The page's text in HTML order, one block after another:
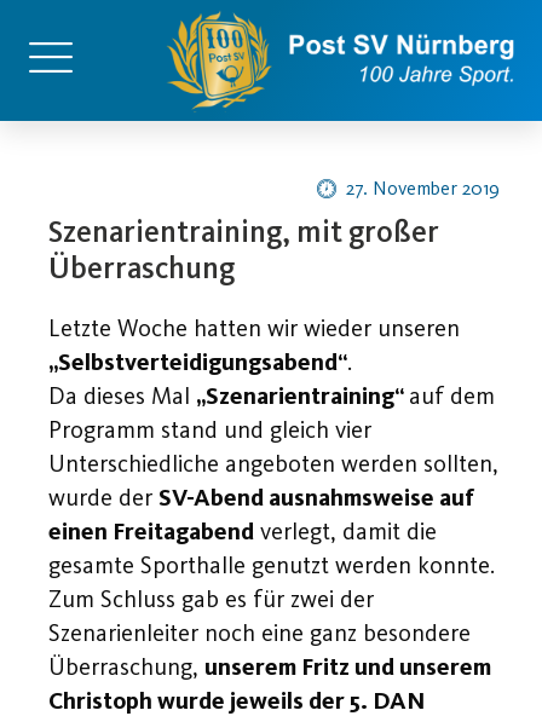
27. November 2019
Szenarientraining, mit großer
Überraschung
Letzte Woche hatten wir wieder unseren
„Selbstverteidigungsabend“.
Da dieses Mal „Szenarientraining“ auf dem
Programm stand und gleich vier
Unterschiedliche angeboten werden sollten,
wurde der SV-Abend ausnahmsweise auf
einen Freitagabend verlegt, damit die
gesamte Sporthalle genutzt werden konnte.
Zum Schluss gab es für zwei der
Szenarienleiter noch eine ganz besondere
Überraschung, unserem Fritz und unserem
Christoph wurde jeweils der 5. DAN